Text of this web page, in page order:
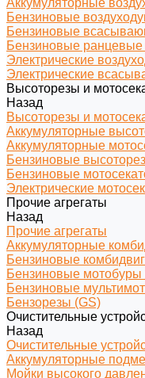
Аккумуляторные
Бензиновые
Бензиновые
Бензиновые ранцевые
Электрические
Электрические
Высоторезы и
Назад
Высоторезы и
Аккумуляторные
Аккумуляторные
Бензиновые
Бензиновые
Электрические
Прочие агрегаты
Назад
Прочие агрегаты
Аккумуляторные
Бензиновые
Бензиновые мотобуры
Бензиновые
Бензорезы (GS)
Очистительные
Назад
Очистительные
Аккумуляторные
Мойки высокого